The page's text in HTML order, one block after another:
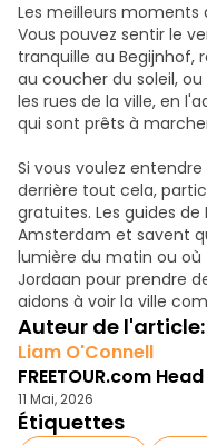
Les meilleurs
Vous pouvez sentir le
tranquille au Begijnhof,
au coucher du soleil,
les rues de la ville, en
qui sont prêts à
Si vous voulez
derrière tout cela,
gratuites. Les guides de
Amsterdam et savent
lumière du matin ou
Jordaan pour prendre
aidons à voir la ville
Auteur de l'article:
Liam O'Connell
FREETOUR.com
11 Mai, 2026
Étiquettes